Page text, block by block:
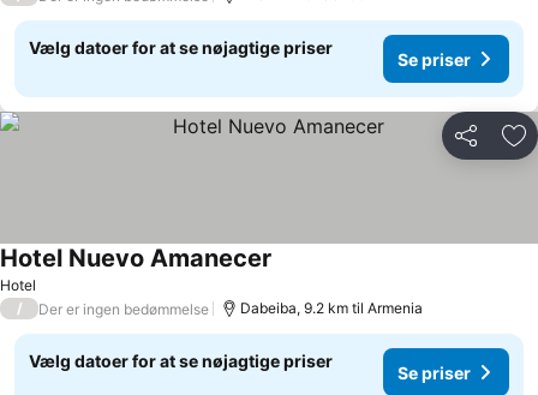
Vælg datoer for at se nøjagtige priser
Se priser
Del
Hotel
Hotel Nuevo Amanecer
/ Der er ingen bedømmelse Dabeiba, 9.2 km til Armenia
Vælg datoer for at se nøjagtige priser
Se priser